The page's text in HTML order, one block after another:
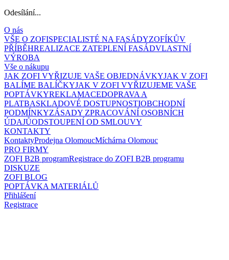
Odesílání...
O nás
VŠE O ZOFISPECIALISTÉ NA FASÁDYZOFÍKŮV
PŘÍBĚHREALIZACE ZATEPLENÍ FASÁDVLASTNÍ
VÝROBA
Vše o nákupu
JAK ZOFI VYŘIZUJE VAŠE OBJEDNÁVKYJAK V ZOFI
BALÍME BALÍČKYJAK V ZOFI VYŘIZUJEME VAŠE
POPTÁVKYREKLAMACEDOPRAVA A
PLATBASKLADOVÉ DOSTUPNOSTIOBCHODNÍ
PODMÍNKYZÁSADY ZPRACOVÁNÍ OSOBNÍCH
ÚDAJŮODSTOUPENÍ OD SMLOUVY
KONTAKTY
KontaktyProdejna OlomoucMíchárna Olomouc
PRO FIRMY
ZOFI B2B programRegistrace do ZOFI B2B programu
DISKUZE
ZOFI BLOG
POPTÁVKA MATERIÁLŮ
Přihlášení
Registrace